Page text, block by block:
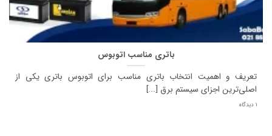
باتری مناسب اتوبوس
تعریف و اهمیت انتخاب باتری مناسب برای اتوبوس باتری یکی از
اصلی‌ترین اجزای سیستم برق [...]
1 دیدگاه